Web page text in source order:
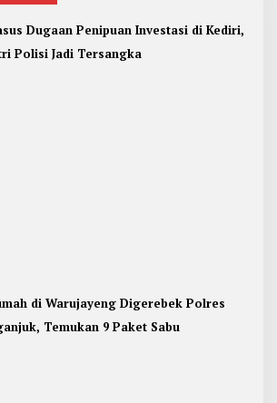
Dugaan Penipuan Investasi di Kediri,
Polisi Jadi Tersangka
di Warujayeng Digerebek Polres
Temukan 9 Paket Sabu